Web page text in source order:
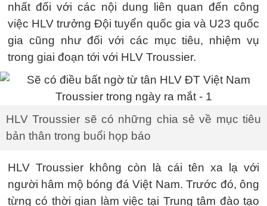
nhất đối với các nội dung liên quan đến công
việc HLV trưởng Đội tuyển quốc gia và U23 quốc
gia cũng như đối với các mục tiêu, nhiệm vụ
trong giai đoạn tới với HLV Troussier.
HLV Troussier sẽ có những chia sẻ về mục tiêu
bản thân trong buổi họp báo
HLV Troussier không còn là cái tên xa lạ với
người hâm mộ bóng đá Việt Nam. Trước đó, ông
từng có thời gian làm việc tại Trung tâm đào tạo